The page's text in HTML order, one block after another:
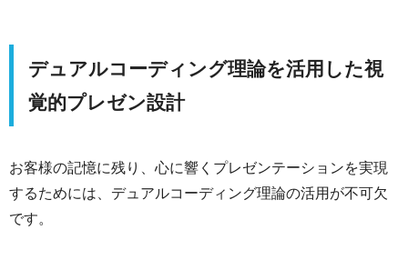
デュアルコーディング理論を活用した視
覚的プレゼン設計
お客様の記憶に残り、心に響くプレゼンテーションを実現
するためには、デュアルコーディング理論の活用が不可欠
です。